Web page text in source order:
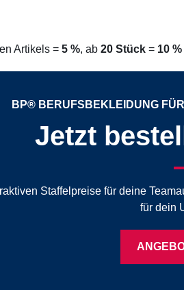
Artikels = 5 %, ab 20 Stück = 10 %
BP® BERUFSBEKLEIDUNG
Jetzt
Staffelpreise für deine
für dein